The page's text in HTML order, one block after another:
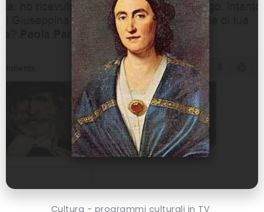
Cultura - programmi culturali in TV